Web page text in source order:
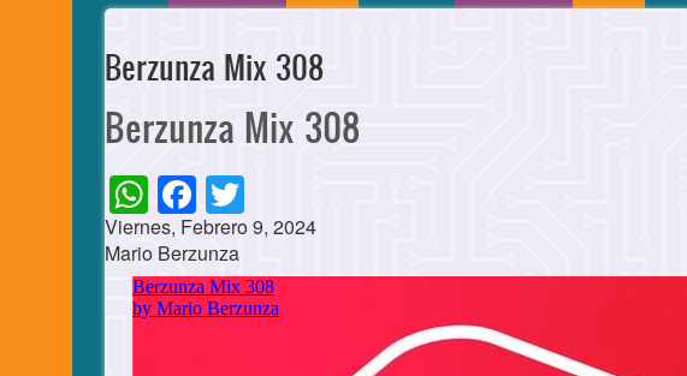
Berzunza Mix 308
Berzunza Mix 308
WhatsApp
Facebook
Viernes, Febrero 9, 2024
Mario Berzunza
Cuerpo